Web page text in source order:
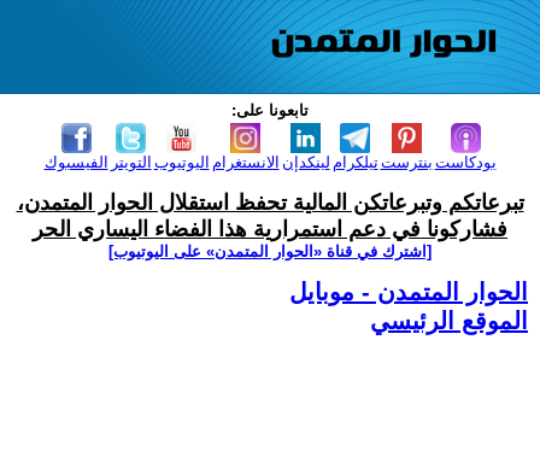
تابعونا على:
الفيسبوك التويتر اليوتيوب الانستغرام لينكدإن تيلكرامبنترست بودكاست
تبرعاتكم وتبرعاتكن المالية تحفظ استقلال الحوار المتمدن،
فشاركونا في دعم استمرارية هذا الفضاء اليساري الحر
[اشترك في قناة ‫«الحوار المتمدن» على اليوتيوب]
الحوار المتمدن - موبايل
الموقع الرئيسي